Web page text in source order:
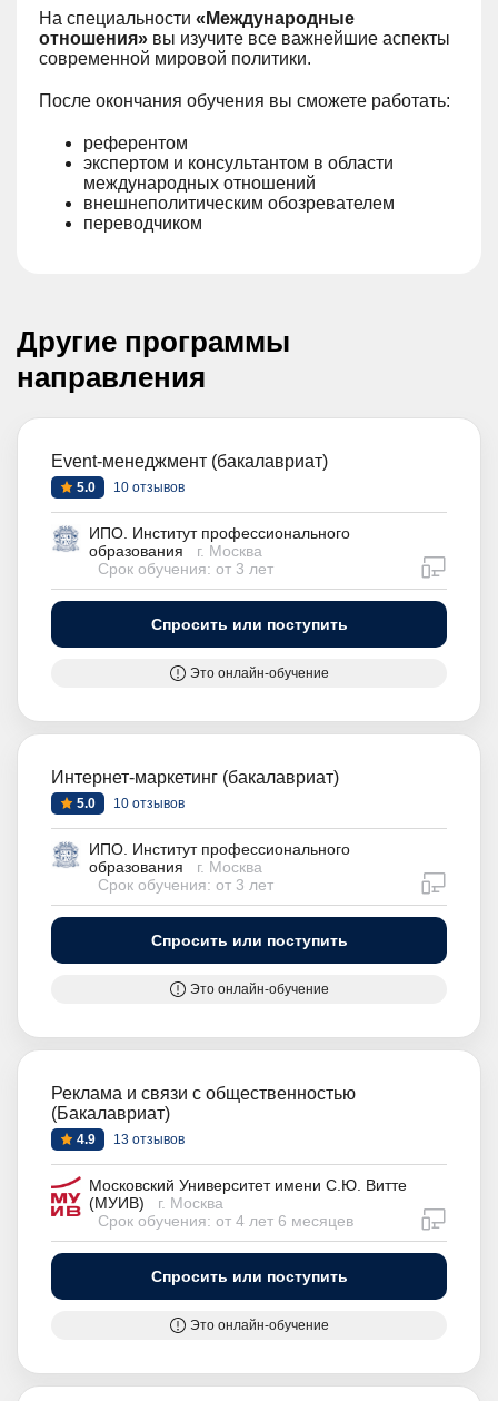
На специальности «Международные
отношения» вы изучите все важнейшие аспекты
современной мировой политики.
После окончания обучения вы сможете работать:
референтом
экспертом и консультантом в области
международных отношений
внешнеполитическим обозревателем
переводчиком
Другие программы
направления
Event-менеджмент (бакалавриат)
5.0 10 отзывов
ИПО. Институт профессионального
образования
г. Москва
Срок обучения: от 3 лет
Спросить или поступить
Это онлайн-обучение
Интернет-маркетинг (бакалавриат)
5.0 10 отзывов
ИПО. Институт профессионального
образования
г. Москва
Срок обучения: от 3 лет
Спросить или поступить
Это онлайн-обучение
Реклама и связи с общественностью
(Бакалавриат)
4.9 13 отзывов
Московский Университет имени С.Ю. Витте
(МУИВ)
г. Москва
Срок обучения: от 4 лет 6 месяцев
Спросить или поступить
Это онлайн-обучение